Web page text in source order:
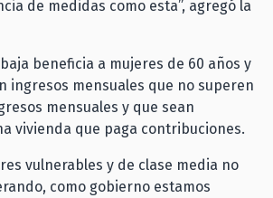
de medidas como esta”, agregó la
beneficia a mujeres de 60 años y
ingresos mensuales que no superen
mensuales y que sean
vivienda que paga contribuciones.
vulnerables y de clase media no
como gobierno estamos